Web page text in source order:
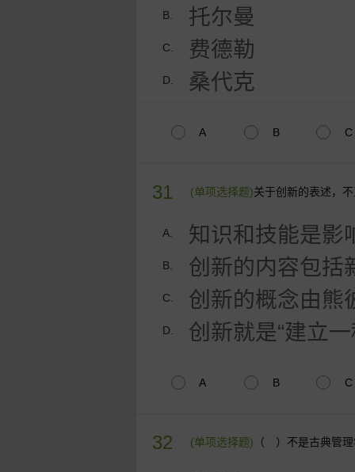
B. 托尔曼
C. 费德勒
D. 桑代克
A B C
31 (单项选择题)关于创新的表述，
A. 知识和技能是影
B. 创新的内容包括
C. 创新的概念由熊
D. 创新就是“建立
A B C
32 (单项选择题) （ ）不是古典管